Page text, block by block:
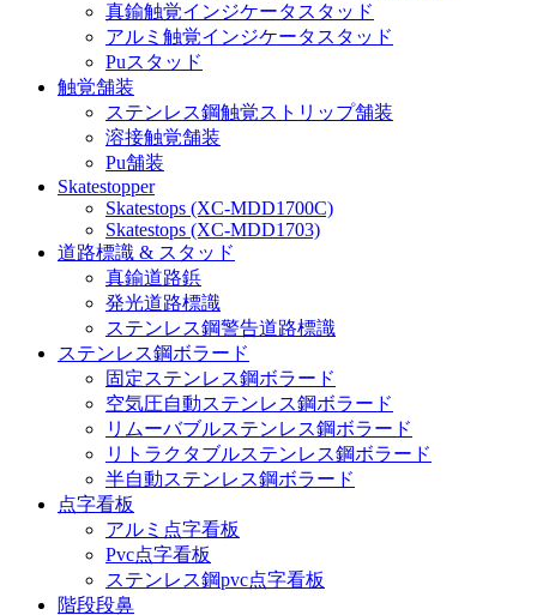
真鍮触覚インジケータスタッド
アルミ触覚インジケータスタッド
Puスタッド
触覚舗装
ステンレス鋼触覚ストリップ舗装
溶接触覚舗装
Pu舗装
Skatestopper
Skatestops (XC-MDD1700C)
Skatestops (XC-MDD1703)
道路標識 & スタッド
真鍮道路鋲
発光道路標識
ステンレス鋼警告道路標識
ステンレス鋼ボラード
固定ステンレス鋼ボラード
空気圧自動ステンレス鋼ボラード
リムーバブルステンレス鋼ボラード
リトラクタブルステンレス鋼ボラード
半自動ステンレス鋼ボラード
点字看板
アルミ点字看板
Pvc点字看板
ステンレス鋼pvc点字看板
階段段鼻